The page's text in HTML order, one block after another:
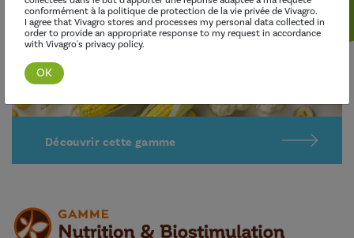
Découvrir cette gamme
conformément à la politique de protection de la vie privée de Vivagro.
I agree that Vivagro stores and processes my personal data collected in
order to provide an appropriate response to my request in accordance
with Vivagro's privacy policy.